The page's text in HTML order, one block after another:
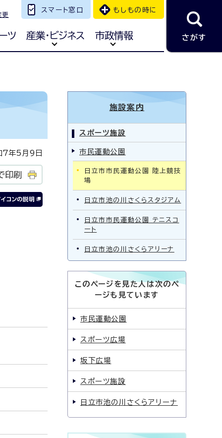
更
スマート窓口 もしもの時に
ツ 産業・ビジネス 市政情報 さがす
年5月9日
印刷
施設案内
スポーツ施設
市民運動公園
日立市市民運動公園 陸上競技
場
日立市池の川さくらスタジアム
日立市市民運動公園 テニスコ
ート
日立市池の川さくらアリーナ
このページを見た人は次のペ
ージも見ています
市民運動公園
スポーツ広場
坂下広場
スポーツ施設
日立市池の川さくらアリーナ